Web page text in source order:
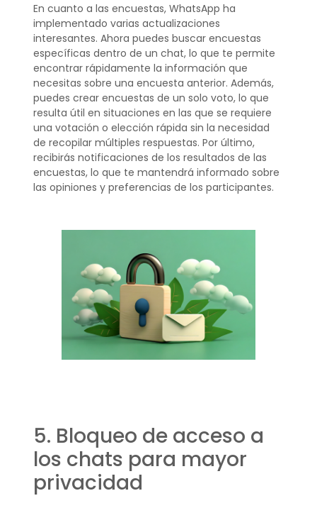
En cuanto a las encuestas, WhatsApp ha
implementado varias actualizaciones
interesantes. Ahora puedes buscar encuestas
específicas dentro de un chat, lo que te permite
encontrar rápidamente la información que
necesitas sobre una encuesta anterior. Además,
puedes crear encuestas de un solo voto, lo que
resulta útil en situaciones en las que se requiere
una votación o elección rápida sin la necesidad
de recopilar múltiples respuestas. Por último,
recibirás notificaciones de los resultados de las
encuestas, lo que te mantendrá informado sobre
las opiniones y preferencias de los participantes.
5. Bloqueo de acceso a
los chats para mayor
privacidad